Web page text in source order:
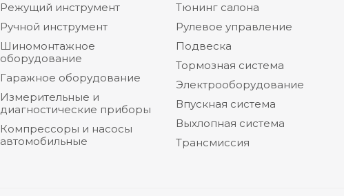
Режущий инструмент
Ручной инструмент
Шиномонтажное
оборудование
Гаражное оборудование
Измерительные и
диагностические приборы
Компрессоры и насосы
автомобильные
Тюнинг салона
Рулевое управление
Подвеска
Тормозная система
Электрооборудование
Впускная система
Выхлопная система
Трансмиссия